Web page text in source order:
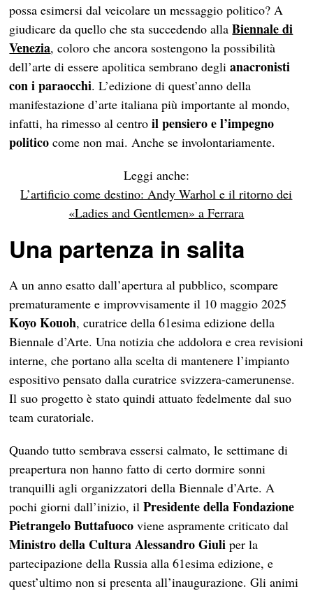
possa esimersi dal veicolare un messaggio politico? A
giudicare da quello che sta succedendo allaBiennale di
Venezia, coloro che ancora sostengono la possibilità
dell’arte di essere apolitica sembrano deglianacronisti
con i paraocchi. L’edizione di quest’anno della
manifestazione d’arte italiana più importante al mondo,
infatti, ha rimesso al centroil pensiero e l’impegno
politico come non mai. Anche se involontariamente.
Leggi anche:
L’artificio come destino: Andy Warhol e il ritorno dei
«Ladies and Gentlemen» a Ferrara
Una partenza in salita
A un anno esatto dall’apertura al pubblico, scompare
prematuramente e improvvisamente il 10 maggio 2025
Koyo Kouoh, curatrice della 61esima edizione della
Biennale d’Arte. Una notizia che addolora e crea revisioni
interne, che portano alla scelta di mantenere l’impianto
espositivo pensato dalla curatrice svizzera-camerunense.
Il suo progetto è stato quindi attuato fedelmente dal suo
team curatoriale.
Quando tutto sembrava essersi calmato, le settimane di
preapertura non hanno fatto di certo dormire sonni
tranquilli agli organizzatori della Biennale d’Arte. A
pochi giorni dall’inizio, ilPresidente della Fondazione
Pietrangelo Buttafuoco viene aspramente criticato dal
Ministro della Cultura Alessandro Giuliper la
partecipazione della Russia alla 61esima edizione, e
quest’ultimo non si presenta all’inaugurazione. Gli animi